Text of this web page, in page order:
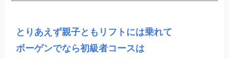
とりあえず親子ともリフトには乗れて
ボーゲンでなら初級者コースは